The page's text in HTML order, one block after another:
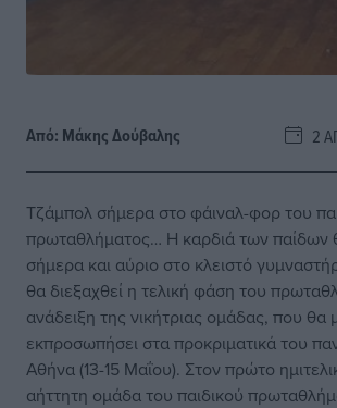
Από: Μάκης Δούβαλης 2
Τζάμπολ σήμερα στο φάιναλ-φορ του
πρωταθλήματος… Η καρδιά των παίδων
σήμερα και αύριο στο κλειστό
θα διεξαχθεί η τελική φάση του
ανάδειξη της νικήτριας ομάδας, που θα
εκπροσωπήσει στα προκριματικά του
Αθήνα (13-15 Μαΐου). Στον πρώτο
αήττητη ομάδα του παιδικού